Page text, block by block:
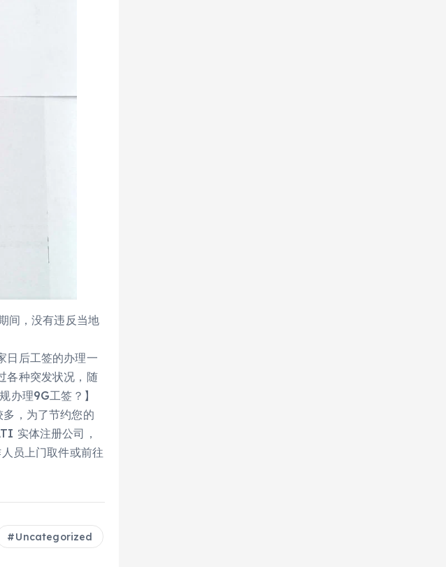
间，没有违反当地
日后工签的办理一
各种突发状况，随
办理9G工签？】
，为了节约您的
实体注册公司，
员上门取件或前往
Uncategorized